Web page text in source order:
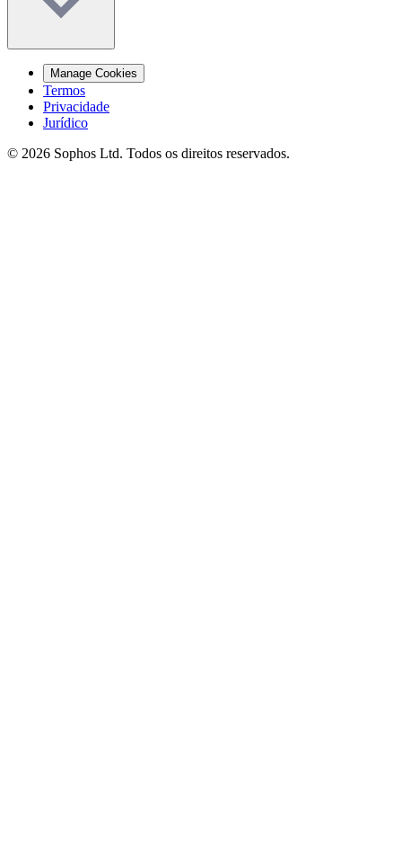
Manage Cookies
Termos
Privacidade
Jurídico
© 2026 Sophos Ltd. Todos os direitos reservados.